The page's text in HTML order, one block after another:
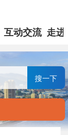
互动交流 走进
搜一下